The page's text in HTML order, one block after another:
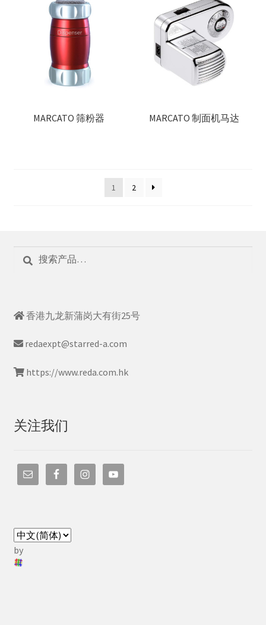
MARCATO 筛粉器 MARCATO 制面机马达
1 2
索：
香港九龙新蒲岗大有街25号
redaexpt@starred-a.com
https://www.reda.com.hk
关注我们
by